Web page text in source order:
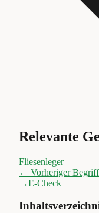
Relevante
Fliesenleger
← Vorheriger Begriff
→E-Check